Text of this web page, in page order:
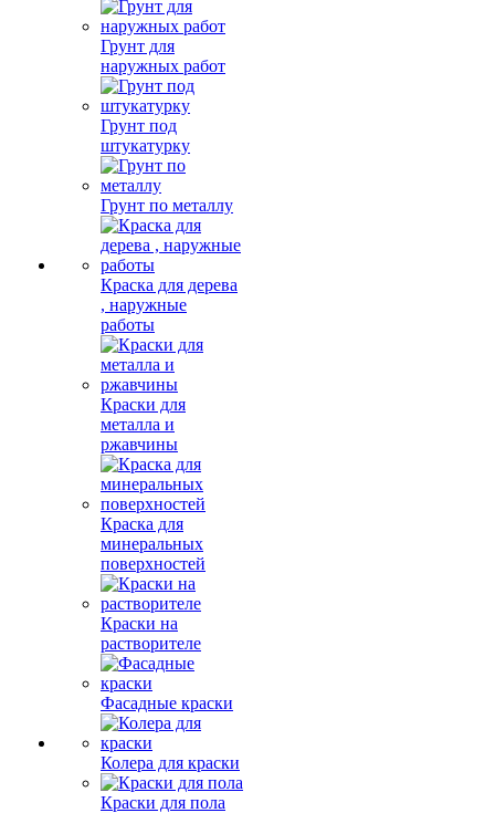
Грунт для
наружных работ
Грунт под
штукатурку
Грунт по металлу
Краска для дерева
, наружные
работы
Краски для
металла и
ржавчины
Краска для
минеральных
поверхностей
Краски на
растворителе
Фасадные краски
Колера для краски
Краски для пола